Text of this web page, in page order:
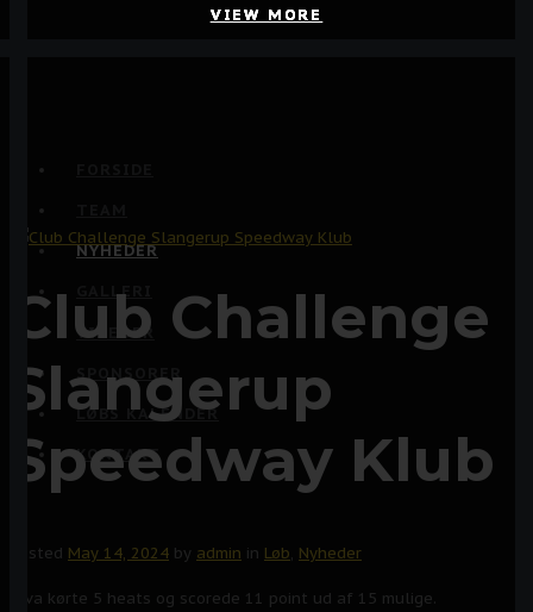
NYHEDER
GALLERI
VIDEOER
SPONSORER
LØBS KALENDER
KONTAKT
Club Challenge
Slangerup
Speedway Klub
Posted May 14, 2024 by admin in Løb Nyheder
Alva kørte 5 heats og scorede 11 point ud af 15 mulige.
VIEW MORE
VIEW MORE
VIEW MORE
VIEW MORE